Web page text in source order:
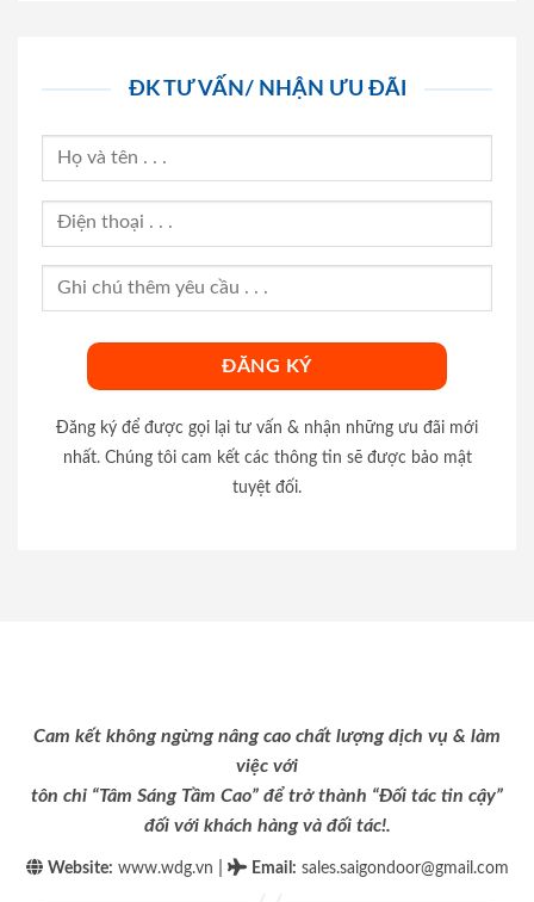
ĐK TƯ VẤN/ NHẬN ƯU ĐÃI
Đăng ký để được gọi lại tư vấn & nhận những ưu đãi mới
nhất. Chúng tôi cam kết các thông tin sẽ được bảo mật
tuyệt đối.
Cam kết không ngừng nâng cao chất lượng dịch vụ & làm
việc với
tôn chỉ “Tâm Sáng Tầm Cao” để trở thành “Đối tác tin cậy”
đối với khách hàng và đối tác!.
Website: www.wdg.vn Email : sales.saigondoor@gmail.com